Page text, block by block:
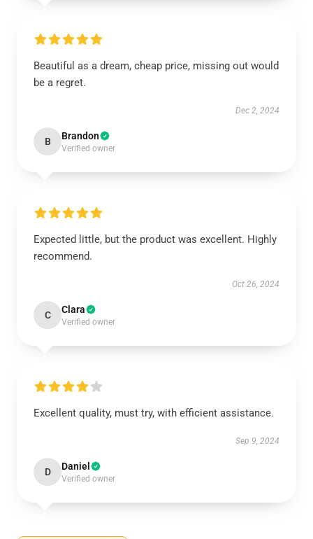
Beautiful as a dream, cheap price, missing out would
be a regret.
Dec 2, 2024
B Brandon
Verified owner
Expected little, but the product was excellent. Highly
recommend.
Oct 26, 2024
C Clara
Verified owner
Excellent quality, must try, with efficient assistance.
Sep 9, 2024
D Daniel
Verified owner